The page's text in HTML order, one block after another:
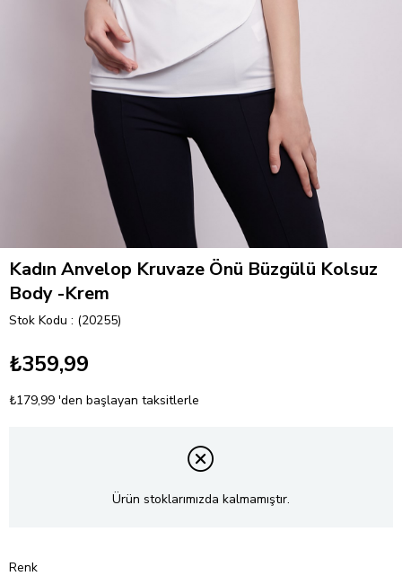
Kadın Anvelop Kruvaze Önü Büzgülü Kolsuz
Body -Krem
Stok Kodu (20255)
₺359,99
₺179,99 'den başlayan taksitlerle
Ürün stoklarımızda kalmamıştır.
Renk